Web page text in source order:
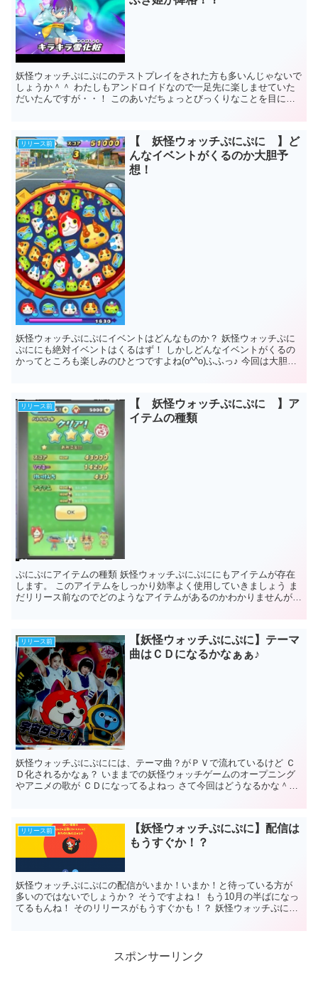
妖怪ウォッチぷにぷにのテストプレイをされた方も多いんじゃないで
しょうか＾＾ わたしもアンドロイドなので一足先に楽しませていた
だいたんですが・・！ このあいだちょっとびっくりなことを目にし
リリース前
【 妖怪ウォッチぷにぷに 】ど
んなイベントがくるのか大胆予
想！
妖怪ウォッチぷにぷにイベントはどんなものか？ 妖怪ウォッチぷに
ぷににも絶対イベントはくるはず！ しかしどんなイベントがくるの
かってところも楽しみのひとつですよね(o^^o)ふふっ♪ 今回は大胆に
リリース前
【 妖怪ウォッチぷにぷに 】ア
イテムの種類
ぷにぷにアイテムの種類 妖怪ウォッチぷにぷににもアイテムが存在
します。 このアイテムをしっかり効率よく使用していきましょう ま
だリリース前なのでどのようなアイテムがあるのかわかりませんが、
リリース前
【妖怪ウォッチぷにぷに】テーマ
曲はＣＤになるかなぁぁ♪
妖怪ウォッチぷにぷにには、テーマ曲？がＰＶで流れているけど Ｃ
Ｄ化されるかなぁ？ いままでの妖怪ウォッチゲームのオープニング
やアニメの歌が ＣＤになってるよねっ さて今回はどうなるかな＾＾
リリース前
【妖怪ウォッチぷにぷに】配信は
もうすぐか！？
妖怪ウォッチぷにぷにの配信がいまか！いまか！と待っている方が
多いのではないでしょうか？ そうですよね！ もう10月の半ばになっ
てるもんね！ そのリリースがもうすぐかも！？ 妖怪ウォッチぷにぷ
スポンサーリンク